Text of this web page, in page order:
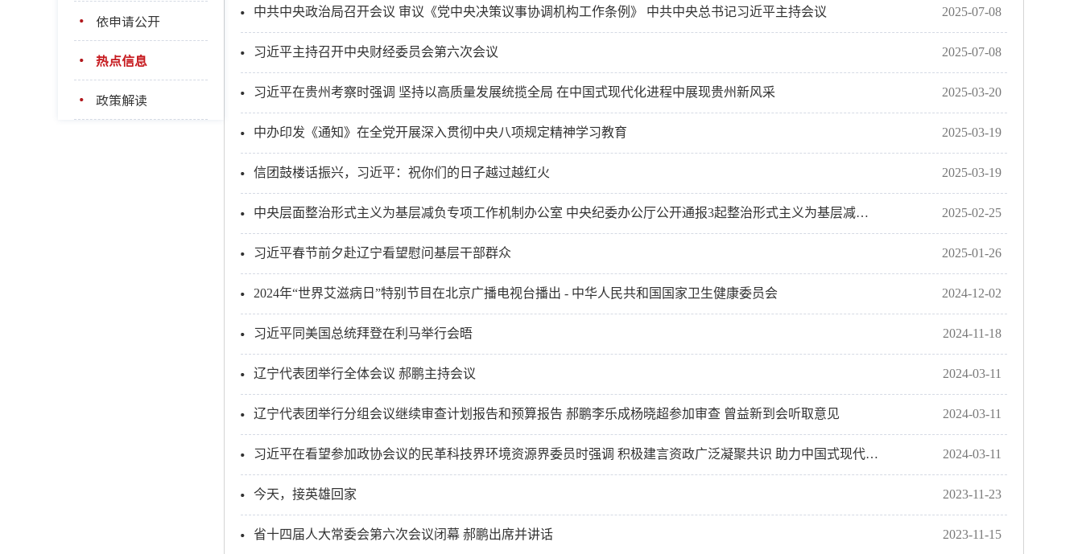
依申请公开
热点信息
政策解读
中共中央政治局召开会议 审议《党中央决策议事协调机构工作条例》 中共中央总书记习近平主持会议 2025-07-08
习近平主持召开中央财经委员会第六次会议 2025-07-08
习近平在贵州考察时强调 坚持以高质量发展统揽全局 在中国式现代化进程中展现贵州新风采 2025-03-20
中办印发《通知》在全党开展深入贯彻中央八项规定精神学习教育 2025-03-19
信团鼓楼话振兴，习近平：祝你们的日子越过越红火 2025-03-19
中央层面整治形式主义为基层减负专项工作机制办公室 中央纪委办公厅公开通报3起整治形式主义为基层减负典型问题 2025-02-25
习近平春节前夕赴辽宁看望慰问基层干部群众 2025-01-26
2024年“世界艾滋病日”特别节目在北京广播电视台播出 - 中华人民共和国国家卫生健康委员会 2024-12-02
习近平同美国总统拜登在利马举行会晤 2024-11-18
辽宁代表团举行全体会议 郝鹏主持会议 2024-03-11
辽宁代表团举行分组会议继续审查计划报告和预算报告 郝鹏李乐成杨晓超参加审查 曾益新到会听取意见 2024-03-11
习近平在看望参加政协会议的民革科技界环境资源界委员时强调 积极建言资政广泛凝聚共识 助力中国式现代化建设 2024-03-11
今天，接英雄回家 2023-11-23
省十四届人大常委会第六次会议闭幕 郝鹏出席并讲话 2023-11-15